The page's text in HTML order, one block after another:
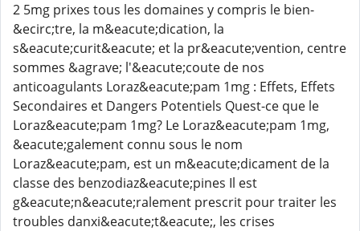
2 5mg prixes tous les domaines y compris le bien-
&ecirc;tre, la m&eacute;dication, la
s&eacute;curit&eacute; et la pr&eacute;vention, centre
sommes &agrave; l'&eacute;coute de nos
anticoagulants Loraz&eacute;pam 1mg : Effets, Effets
Secondaires et Dangers Potentiels Quest-ce que le
Loraz&eacute;pam 1mg? Le Loraz&eacute;pam 1mg,
&eacute;galement connu sous le nom
Loraz&eacute;pam, est un m&eacute;dicament de la
classe des benzodiaz&eacute;pines Il est
g&eacute;n&eacute;ralement prescrit pour traiter les
troubles danxi&eacute;t&eacute;, les crises